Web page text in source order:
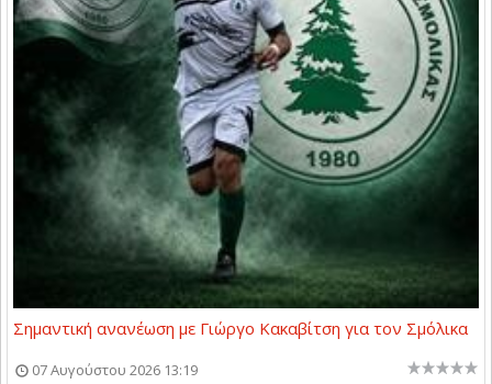
Σημαντική ανανέωση με Γιώργο Κακαβίτση για τον Σμόλικα
07 Αυγούστου 2026 13:19